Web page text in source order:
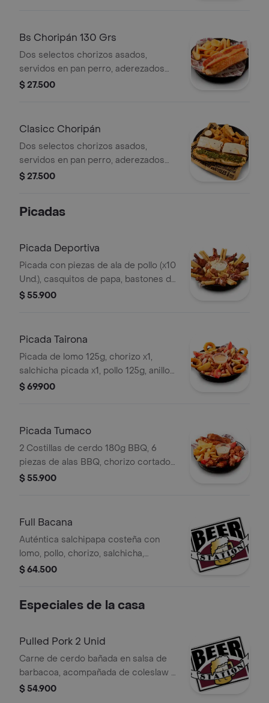
Bs Choripán 130 Grs
Dos selectos chorizos asados,
servidos en pan perro, aderezados
con mostaza y salsa de la casa,
$ 27.500
Clasicc Choripán
Dos selectos chorizos asados,
servidos en pan perro, aderezados
con queso mozzarella y chimichurri,
$ 27.500
Picadas
Picada Deportiva
Picada con piezas de ala de pollo (x10
Und.), casquitos de papa, bastones de
yuca, chorizo, y salsa tártara.
$ 55.900
Picada Tairona
Picada de lomo 125g, chorizo x1,
salchicha picada x1, pollo 125g, anillos
de cebolla apanados, cascos de papa,
$ 69.900
Picada Tumaco
2 Costillas de cerdo 180g BBQ, 6
piezas de alas BBQ, chorizo cortado
x1, casquitos de tomate x4, casquitos
$ 55.900
Full Bacana
Auténtica salchipapa costeña con
lomo, pollo, chorizo, salchicha,
lechuga, papa, maíz, queso costeño,
$ 64.500
Especiales de la casa
Pulled Pork 2 Unid
Carne de cerdo bañada en salsa de
barbacoa, acompañada de coleslaw y
cebolla roja, sour cream, servido en
$ 54.900